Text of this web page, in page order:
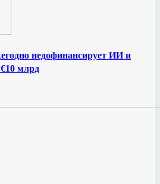
недофинансирует ИИ и
млрд